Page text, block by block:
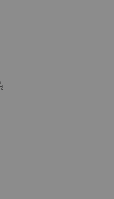
藏雕像 布魯克達